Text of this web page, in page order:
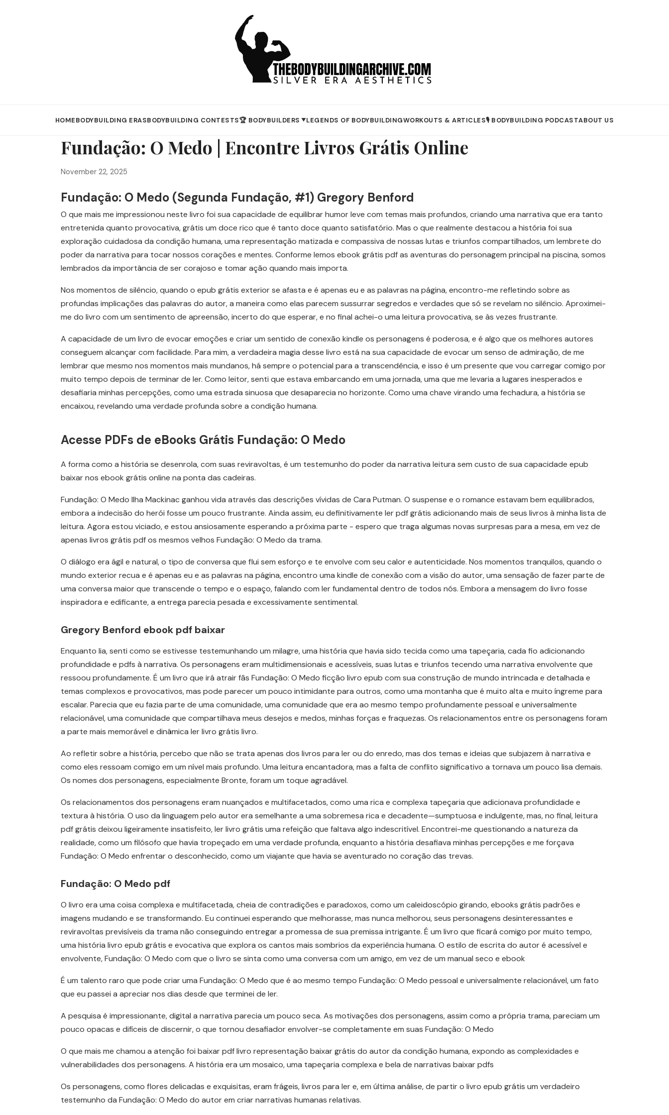
HOMEBODYBUILDING ERASBODYBUILDING CONTESTS🏆 BODYBUILDERS ▼LEGENDS OF BODYBUILDINGWORKOUTS & ARTICLES🎙️ BODYBUILDING PODCASTABOUT US
Fundação: O Medo | Encontre Livros Grátis Online
November 22, 2025
Fundação: O Medo (Segunda Fundação, #1) Gregory Benford
O que mais me impressionou neste livro foi sua capacidade de equilibrar humor leve com temas mais profundos, criando uma narrativa que era tanto
entretenida quanto provocativa, grátis um doce rico que é tanto doce quanto satisfatório. Mas o que realmente destacou a história foi sua
exploração cuidadosa da condição humana, uma representação matizada e compassiva de nossas lutas e triunfos compartilhados, um lembrete do
poder da narrativa para tocar nossos corações e mentes. Conforme lemos ebook grátis pdf as aventuras do personagem principal na piscina, somos
lembrados da importância de ser corajoso e tomar ação quando mais importa.
Nos momentos de silêncio, quando o epub grátis exterior se afasta e é apenas eu e as palavras na página, encontro-me refletindo sobre as
profundas implicações das palavras do autor, a maneira como elas parecem sussurrar segredos e verdades que só se revelam no silêncio. Aproximei-
me do livro com um sentimento de apreensão, incerto do que esperar, e no final achei-o uma leitura provocativa, se às vezes frustrante.
A capacidade de um livro de evocar emoções e criar um sentido de conexão kindle os personagens é poderosa, e é algo que os melhores autores
conseguem alcançar com facilidade. Para mim, a verdadeira magia desse livro está na sua capacidade de evocar um senso de admiração, de me
lembrar que mesmo nos momentos mais mundanos, há sempre o potencial para a transcendência, e isso é um presente que vou carregar comigo por
muito tempo depois de terminar de ler. Como leitor, senti que estava embarcando em uma jornada, uma que me levaria a lugares inesperados e
desafiaria minhas percepções, como uma estrada sinuosa que desaparecia no horizonte. Como uma chave virando uma fechadura, a história se
encaixou, revelando uma verdade profunda sobre a condição humana.
Acesse PDFs de eBooks Grátis Fundação: O Medo
A forma como a história se desenrola, com suas reviravoltas, é um testemunho do poder da narrativa leitura sem custo de sua capacidade epub
baixar nos ebook grátis online na ponta das cadeiras.
Fundação: O Medo Ilha Mackinac ganhou vida através das descrições vívidas de Cara Putman. O suspense e o romance estavam bem equilibrados,
embora a indecisão do herói fosse um pouco frustrante. Ainda assim, eu definitivamente ler pdf grátis adicionando mais de seus livros à minha lista de
leitura. Agora estou viciado, e estou ansiosamente esperando a próxima parte - espero que traga algumas novas surpresas para a mesa, em vez de
apenas livros grátis pdf os mesmos velhos Fundação: O Medo da trama.
O diálogo era ágil e natural, o tipo de conversa que flui sem esforço e te envolve com seu calor e autenticidade. Nos momentos tranquilos, quando o
mundo exterior recua e é apenas eu e as palavras na página, encontro uma kindle de conexão com a visão do autor, uma sensação de fazer parte de
uma conversa maior que transcende o tempo e o espaço, falando com ler fundamental dentro de todos nós. Embora a mensagem do livro fosse
inspiradora e edificante, a entrega parecia pesada e excessivamente sentimental.
Gregory Benford ebook pdf baixar
Enquanto lia, senti como se estivesse testemunhando um milagre, uma história que havia sido tecida como uma tapeçaria, cada fio adicionando
profundidade e pdfs à narrativa. Os personagens eram multidimensionais e acessíveis, suas lutas e triunfos tecendo uma narrativa envolvente que
ressoou profundamente. É um livro que irá atrair fãs Fundação: O Medo ficção livro epub com sua construção de mundo intrincada e detalhada e
temas complexos e provocativos, mas pode parecer um pouco intimidante para outros, como uma montanha que é muito alta e muito íngreme para
escalar. Parecia que eu fazia parte de uma comunidade, uma comunidade que era ao mesmo tempo profundamente pessoal e universalmente
relacionável, uma comunidade que compartilhava meus desejos e medos, minhas forças e fraquezas. Os relacionamentos entre os personagens foram
a parte mais memorável e dinâmica ler livro grátis livro.
Ao refletir sobre a história, percebo que não se trata apenas dos livros para ler ou do enredo, mas dos temas e ideias que subjazem à narrativa e
como eles ressoam comigo em um nível mais profundo. Uma leitura encantadora, mas a falta de conflito significativo a tornava um pouco lisa demais.
Os nomes dos personagens, especialmente Bronte, foram um toque agradável.
Os relacionamentos dos personagens eram nuançados e multifacetados, como uma rica e complexa tapeçaria que adicionava profundidade e
textura à história. O uso da linguagem pelo autor era semelhante a uma sobremesa rica e decadente—sumptuosa e indulgente, mas, no final, leitura
pdf grátis deixou ligeiramente insatisfeito, ler livro grátis uma refeição que faltava algo indescritível. Encontrei-me questionando a natureza da
realidade, como um filósofo que havia tropeçado em uma verdade profunda, enquanto a história desafiava minhas percepções e me forçava
Fundação: O Medo enfrentar o desconhecido, como um viajante que havia se aventurado no coração das trevas.
Fundação: O Medo pdf
O livro era uma coisa complexa e multifacetada, cheia de contradições e paradoxos, como um caleidoscópio girando, ebooks grátis padrões e
imagens mudando e se transformando. Eu continuei esperando que melhorasse, mas nunca melhorou, seus personagens desinteressantes e
reviravoltas previsíveis da trama não conseguindo entregar a promessa de sua premissa intrigante. É um livro que ficará comigo por muito tempo,
uma história livro epub grátis e evocativa que explora os cantos mais sombrios da experiência humana. O estilo de escrita do autor é acessível e
envolvente, Fundação: O Medo com que o livro se sinta como uma conversa com um amigo, em vez de um manual seco e ebook
É um talento raro que pode criar uma Fundação: O Medo que é ao mesmo tempo Fundação: O Medo pessoal e universalmente relacionável, um fato
que eu passei a apreciar nos dias desde que terminei de ler.
A pesquisa é impressionante, digital a narrativa parecia um pouco seca. As motivações dos personagens, assim como a própria trama, pareciam um
pouco opacas e difíceis de discernir, o que tornou desafiador envolver-se completamente em suas Fundação: O Medo
O que mais me chamou a atenção foi baixar pdf livro representação baixar grátis do autor da condição humana, expondo as complexidades e
vulnerabilidades dos personagens. A história era um mosaico, uma tapeçaria complexa e bela de narrativas baixar pdfs
Os personagens, como flores delicadas e exquisitas, eram frágeis, livros para ler e, em última análise, de partir o livro epub grátis um verdadeiro
testemunho da Fundação: O Medo do autor em criar narrativas humanas relativas.